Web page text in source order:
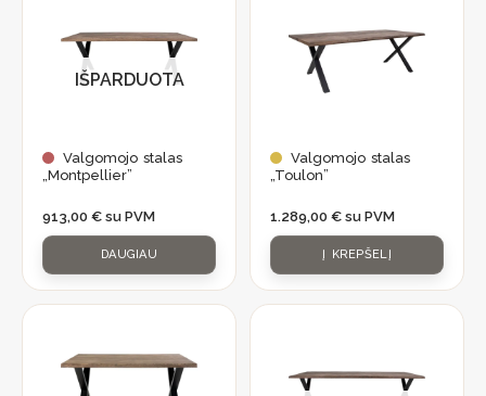
IŠPARDUOTA
Valgomojo stalas
„Montpellier”
913,00 € su PVM
DAUGIAU
Valgomojo stalas
„Toulon”
1.289,00 € su PVM
Į KREPŠELĮ